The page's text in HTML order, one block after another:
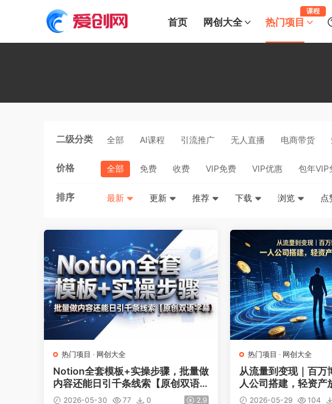
首页 网创大全 热门项目
课程
二级分类 全部 AI课程 引流推广 无人直播 电商带货
价格 全部 免费 收费 VIP免费 VIP优惠 包年VIP
排序 最新 更新 推荐 下载 浏览 点
热门项目 · 网创大全
Notion全套模板+实操步骤，批量做
内容还能日引千条线索【原创双语
字幕】
2026-05-30 77 0 2.9
热门项目 · 网创大全
从流量到变现｜百万
人公司搭建，轻资产
2026-05-29 104